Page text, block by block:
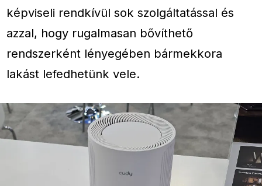
képviseli rendkívül sok szolgáltatással és
azzal, hogy rugalmasan bővíthető
rendszerként lényegében bármekkora
lakást lefedhetünk vele.